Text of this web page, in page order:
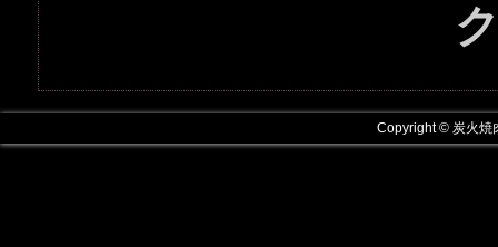
Copyright © 炭火焼